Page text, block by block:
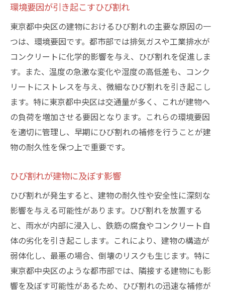
ひび割れ補修の重要性を理解するために知って
おきたいこと
ひび割れの種類とその原因
補修のタイミングと方法
適切な補修業者の選び方
ひび割れ補修の費用と効果
ひび割れが及ぼす健康への影響
LIFIXの専門知識
株式会社LIFIXのひび割れ補修事例を徹底解説
補修前後の写真で見る効果
お客様の声とその評価
成功事例から学ぶベストプラクティス
各種事例に合わせた補修方法
LIFIXの対応力と柔軟性
東京都中央区のひび割れ補修で選ばれる理由
地域密着型のサービス提供
環境要因が引き起こすひび割れ
東京都中央区の建物におけるひび割れの主要な原因の一
つは、環境要因です。都市部では排気ガスや工業排水が
コンクリートに化学的影響を与え、ひび割れを促進しま
す。また、温度の急激な変化や湿度の高低差も、コンク
リートにストレスを与え、微細なひび割れを引き起こし
ます。特に東京都中央区は交通量が多く、これが建物へ
の負荷を増加させる要因となります。これらの環境要因
を適切に管理し、早期にひび割れの補修を行うことが建
物の耐久性を保つ上で重要です。
ひび割れが建物に及ぼす影響
ひび割れが発生すると、建物の耐久性や安全性に深刻な
影響を与える可能性があります。ひび割れを放置する
と、雨水が内部に浸入し、鉄筋の腐食やコンクリート自
体の劣化を引き起こします。これにより、建物の構造が
弱体化し、最悪の場合、倒壊のリスクも生じます。特に
東京都中央区のような都市部では、隣接する建物にも影
響を及ぼす可能性があるため、ひび割れの迅速な補修が